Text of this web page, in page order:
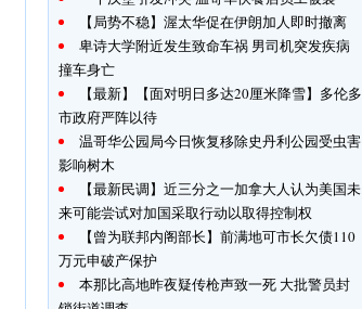
【局势不稳】渥太华促在伊朗加人即时撤离
卑诗大学附近发生致命车祸 男司机突发疾病
撞车身亡
【最新】【面对明日多达20厘米降雪】多伦多
市政府严阵以待
温哥华公园局今日恢复移除史丹利公园受虫害
影响树木
【最新民调】近三分之一加拿大人认为美国未
来可能尝试对加国采取行动以取得控制权
【曾为联邦内阁部长】前满地可市长欠债110
万元申破产保护
本那比高地昨夜疑传枪声致一死 大批警员封